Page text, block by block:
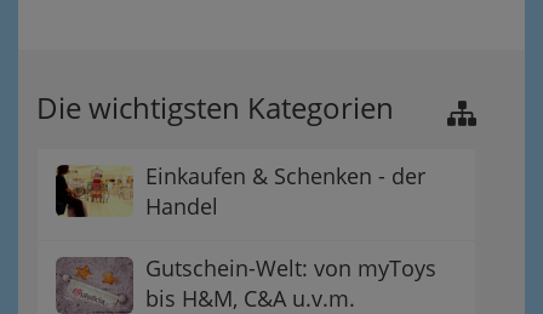
Die wichtigsten Kategorien
Einkaufen & Schenken - der
Handel
Gutschein-Welt: von myToys
bis H&M, C&A u.v.m.